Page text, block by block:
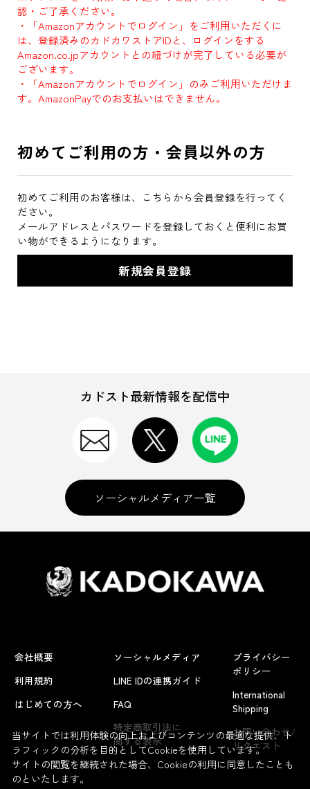
認・ご了承ください。
・「Amazonアカウントでログイン」をご利用いただくに
は、登録済みのカドカワストアIDと、ログインをする
Amazon.co.jpアカウントとの紐づけが完了している必要が
ございます。
・「Amazonアカウントでログイン」のみご利用いただけま
す。AmazonPayでのお支払いはできません。
初めてご利用の方・会員以外の方
初めてご利用のお客様は、こちらから会員登録を行ってく
ださい。
メールアドレスとパスワードを登録しておくと便利にお買
い物ができるようになります。
カドスト最新情報を配信中
ソーシャルメディア一覧
会社概要
利用規約
はじめての方へ
ソーシャルメディア
LINE IDの連携ガイド
FAQ
特定商取引法に
関する表示
プライバシー
ポリシー
International
Shipping
お問い合わせ/
リクエスト
当サイトでは利用体験の向上およびコンテンツの最適な提供、ト
ラフィックの分析を目的としてCookieを使用しています。
サイトの閲覧を継続された場合、Cookieの利用に同意したことも
のといたします。